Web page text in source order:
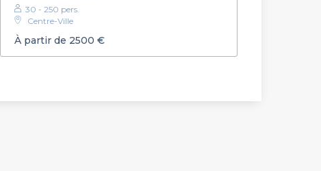
30 - 250 pers.
Centre-Ville
À partir de 2500 €